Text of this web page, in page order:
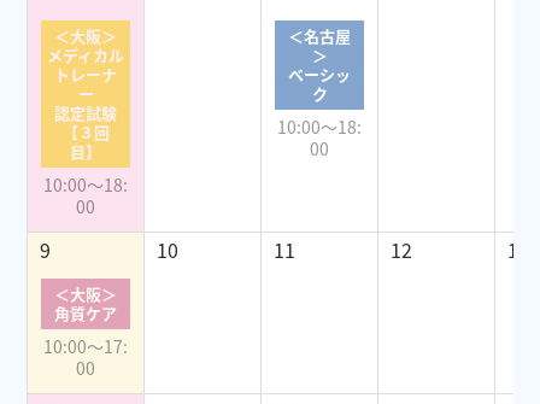
＜大阪＞
メディカル
トレーナ
ー
認定試験
【３回
目】
10:00～18:
00
＜名古屋
＞
ベーシッ
ク
10:00～18:
00
9 10 11 12 13
＜大阪＞
角質ケア
10:00～17:
00